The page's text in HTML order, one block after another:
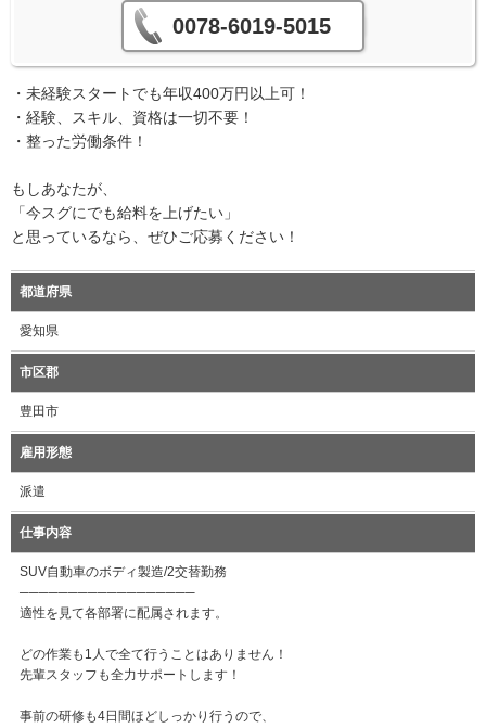
0078-6019-5015
・未経験スタートでも年収400万円以上可！
・経験、スキル、資格は一切不要！
・整った労働条件！
もしあなたが、
「今スグにでも給料を上げたい」
と思っているなら、ぜひご応募ください！
都道府県
愛知県
市区郡
豊田市
雇用形態
派遣
仕事内容
SUV自動車のボディ製造/2交替勤務
──────────────────
適性を見て各部署に配属されます。
どの作業も1人で全て行うことはありません！
先輩スタッフも全力サポートします！
事前の研修も4日間ほどしっかり行うので、